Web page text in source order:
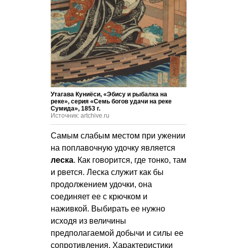
Утагава Куниёси, «Эбису и рыбалка на
реке», серия «Семь богов удачи на реке
Сумида», 1853 г.
Источник: artchive.ru
Самым слабым местом при ужении
на поплавочную удочку является
леска. Как говорится, где тонко, там
и рвется. Леска служит как бы
продолжением удочки, она
соединяет ее с крючком и
наживкой. Выбирать ее нужно
исходя из величины
предполагаемой добычи и силы ее
сопротивления. Характеристики